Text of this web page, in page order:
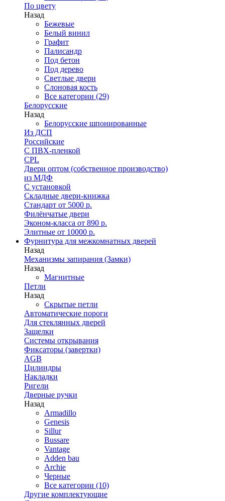
По цвету
Назад
Бежевые
Белый винил
Графит
Палисандр
Под бетон
Под дерево
Светлые двери
Слоновая кость
Все категории (29)
Белорусские
Назад
Белорусские шпонированные
Из ДСП
Российские
C ПВХ-пленкой
CPL
Двери оптом (собственное производство)
из МДФ
С установкой
Складные двери-книжка
Стандарт от 5000 р.
Филёнчатые двери
Эконом-класса от 890 р.
Элитные от 10000 р.
Фурнитура для межкомнатных дверей
Назад
Механизмы запирания (Замки)
Назад
Магнитные
Петли
Назад
Скрытые петли
Автоматические пороги
Для стеклянных дверей
Защелки
Системы открывания
Фиксаторы (завертки)
AGB
Цилиндры
Накладки
Ригели
Дверные ручки
Назад
Armadillo
Genesis
Sillur
Bussare
Vantage
Adden bau
Archie
Черные
Все категории (10)
Другие комплектующие